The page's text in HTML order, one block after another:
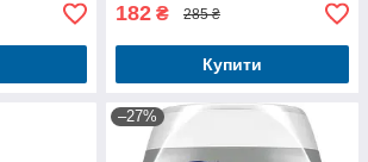
182 ₴ 285 ₴
Купити
–27%